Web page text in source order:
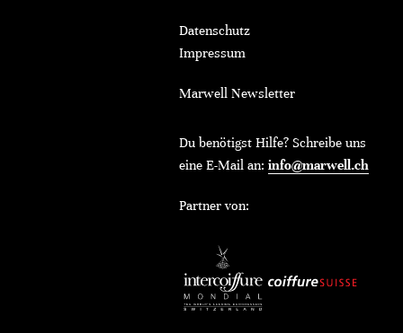
Datenschutz
Impressum
Marwell Newsletter
Du benötigst Hilfe? Schreibe uns
eine E-Mail an: info@marwell.ch
Partner von: